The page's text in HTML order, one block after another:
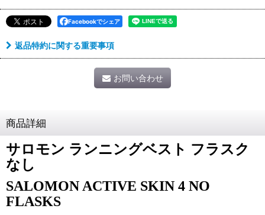
Facebookでシェア
返品特約に関する重要事項
お問い合わせ
商品詳細
サロモン ランニングベスト フラスク
なし
SALOMON ACTIVE SKIN 4 NO
FLASKS